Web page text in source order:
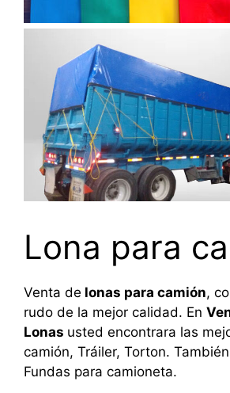
Lona para
Venta de lonas para camión,
rudo de la mejor calidad. En
Lonas usted encontrara las
camión, Tráiler, Torton.
Fundas para camioneta.